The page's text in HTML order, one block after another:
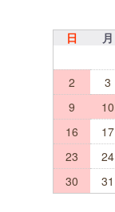
日 月
2
3
9
10
16
17
23
24
30
31